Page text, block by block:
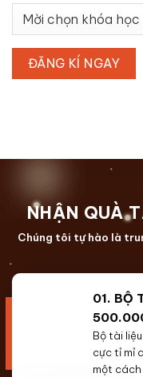
NHẬN QUÀ
Chúng tôi tự hào là
01. BỘ
Bộ tài
cực tỉ mỉ
một cách